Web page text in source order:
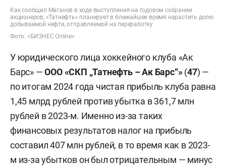
Как сообщил Маганов в ходе выступления на годовом собрании
акционеров, «Татнефть» планирует в ближайшее время нарастить долю
добываемой нефти, отправляемой на переработку
Фото: «БИЗНЕС Online»
У юридического лица хоккейного клуба «Ак
Барс» —ООО «СКП „Татнефть – Ак Барс“»(47) —
по итогам 2024 года чистая прибыль клуба равна
1,45 млрд рублей против убытка в 361,7 млн
рублей в 2023-м. Именно из-за таких
финансовых результатов налог на прибыль
составил 407 млн рублей, в то время как в 2023-
м из-за убытков он был отрицательным — минус